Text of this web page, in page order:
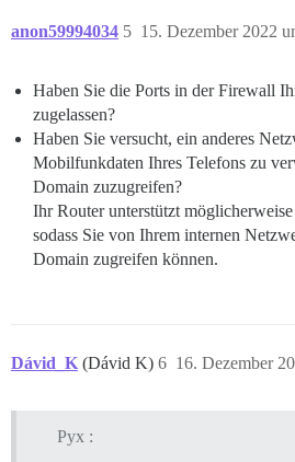
anon59994034 15. Dezember 2022
5
Haben Sie die Ports in der Firewall
zugelassen?
Haben Sie versucht, ein anderes
Mobilfunkdaten Ihres Telefons zu
Domain zuzugreifen?
Ihr Router unterstützt
sodass Sie von Ihrem internen
Domain zugreifen können.
Dávid_K (Dávid K) 16. Dezember
6
Pyx :